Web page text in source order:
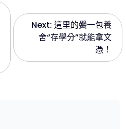
Next: 這里的黌一包養
舍“存學分”就能拿文
憑！